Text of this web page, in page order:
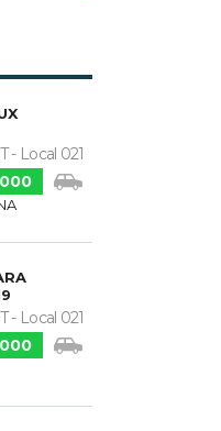
- Local 021
- Local 021